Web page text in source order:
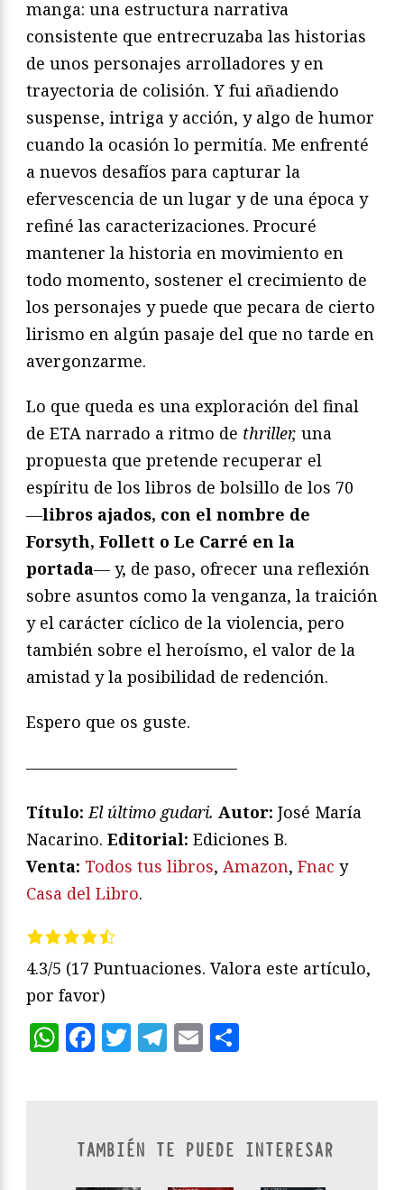
manga: una estructura narrativa
consistente que entrecruzaba las historias
de unos personajes arrolladores y en
trayectoria de colisión. Y fui añadiendo
suspense, intriga y acción, y algo de humor
cuando la ocasión lo permitía. Me enfrenté
a nuevos desafíos para capturar la
efervescencia de un lugar y de una época y
refiné las caracterizaciones. Procuré
mantener la historia en movimiento en
todo momento, sostener el crecimiento de
los personajes y puede que pecara de cierto
lirismo en algún pasaje del que no tarde en
avergonzarme.
Lo que queda es una exploración del final
de ETA narrado a ritmo de thriller, una
propuesta que pretende recuperar el
espíritu de los libros de bolsillo de los 70
―libros ajados, con el nombre de
Forsyth, Follett o Le Carré en la
portada― y, de paso, ofrecer una reflexión
sobre asuntos como la venganza, la traición
y el carácter cíclico de la violencia, pero
también sobre el heroísmo, el valor de la
amistad y la posibilidad de redención.
Espero que os guste.
—————————————
Título: El último gudari. Autor: José María
Nacarino. Editorial: Ediciones B.
Venta: Todos tus libros, Amazon, Fnac y
Casa del Libro.
4.3/5 (17 Puntuaciones. Valora este artículo,
por favor)
WhatsApp
Facebook
Twitter
Telegram
Email
TAMBIÉN TE PUEDE INTERESAR